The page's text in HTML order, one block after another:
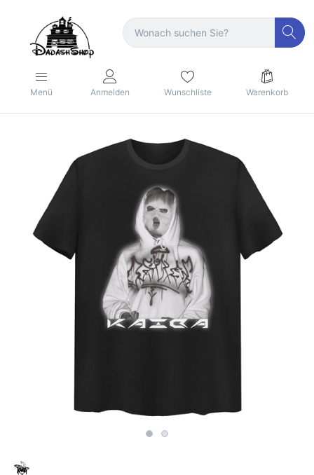
Menü Anmelden Wunschliste Warenkorb